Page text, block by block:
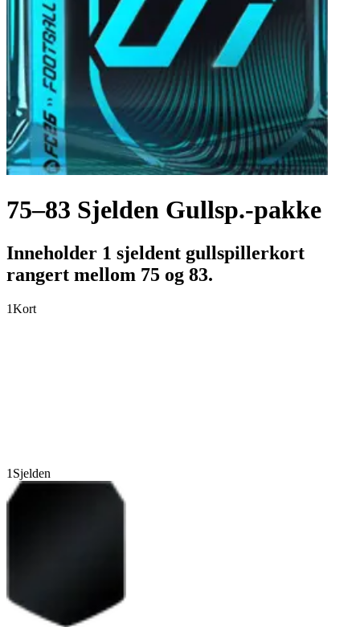
75–83 Sjelden Gullsp.-pakke
Inneholder 1 sjeldent gullspillerkort
rangert mellom 75 og 83.
1Kort
1 Sjelden